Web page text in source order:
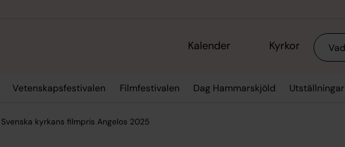
Kalender Kyrkor Sök
Vetenskapsfestivalen Filmfestivalen Dag Hammarskjöld Utställningar
kyrkans filmpris Angelos 2025